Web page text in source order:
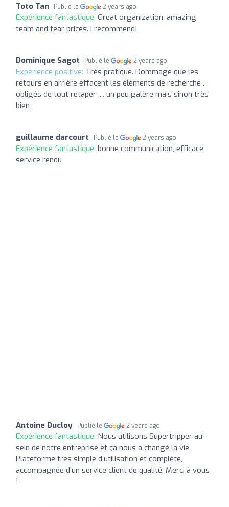
Toto Tan Publié le 2 years ago
Expérience fantastique: Great organization, amazing
team and fear prices. I recommend!
Dominique Sagot Publié le 2 years ago
Expérience positive: Très pratique. Dommage que les
retours en arrière effacent les éléments de recherche ...
obligés de tout retaper .... un peu galère mais sinon très
bien
guillaume darcourt Publié le 2 years ago
Expérience fantastique: bonne communication, efficace,
service rendu
Antoine Ducloy Publié le 2 years ago
Expérience fantastique: Nous utilisons Supertripper au
sein de notre entreprise et ça nous a changé la vie.
Plateforme très simple d’utilisation et complète,
accompagnée d’un service client de qualité. Merci à vous
!